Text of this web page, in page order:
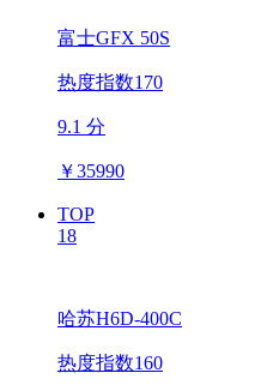
富士GFX 50S
热度指数170
9.1 分
￥35990
TOP
18
哈苏H6D-400C
热度指数160